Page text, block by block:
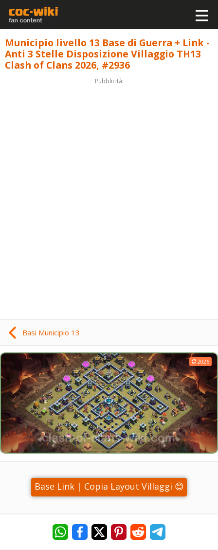
Municipio livello 13 Base di Guerra + Link -
Anti 3 Stelle Disposizione Villaggio TH13
Clash of Clans 2026, #2936
Pubblicità:
Basi Municipio 13
2026
Base Link | Copia Layout Villaggi 😊